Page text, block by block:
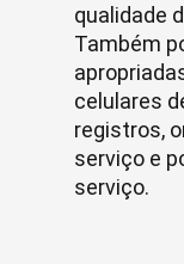
qualidade
Também
celulares
registros,
serviço e
serviço.